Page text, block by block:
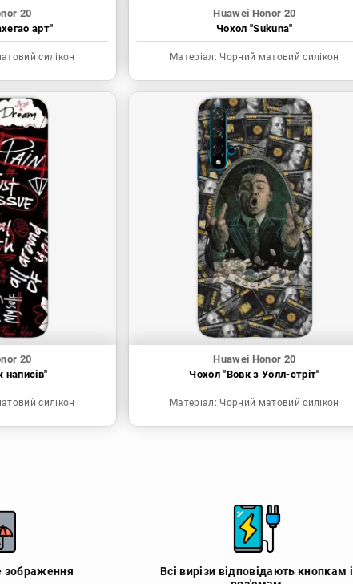
20
арт"
силікон
Huawei Honor 20
Чохол "Sukuna"
Матеріал: Чорний матовий силікон
20
силікон
Huawei Honor 20
Чохол "Вовк з Уолл-стріт"
Матеріал: Чорний матовий силікон
зображення
Всі вирізи відповідають кнопкам і